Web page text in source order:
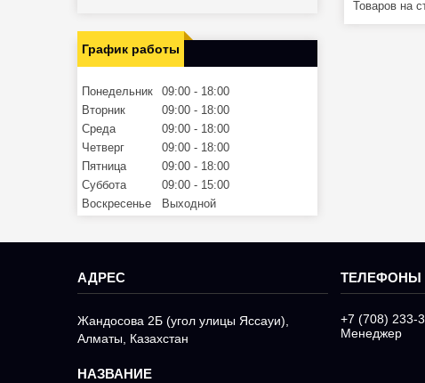
График работы
Понедельник 09:00
18:00
Вторник
09:00
18:00
Среда
09:00
18:00
Четверг
09:00
18:00
Пятница
09:00
18:00
Суббота
09:00
15:00
Воскресенье
Выходной
Жандосова 2Б (угол улицы Яссауи),
Алматы, Казахстан
+7 (708) 233-
Менеджер